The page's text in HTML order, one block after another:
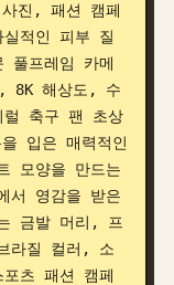
진, 패션 캠페
적인 피부 질
프레임 카메
8K 해상도, 수
축구 팬 초상
입은 매력적인
모양을 만드는
서 영감을 받은
금발 머리, 프
라질 컬러, 소
츠 패션 캠페